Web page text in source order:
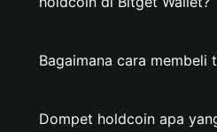
Bagaimana cara membeli
Dompet holdcoin apa